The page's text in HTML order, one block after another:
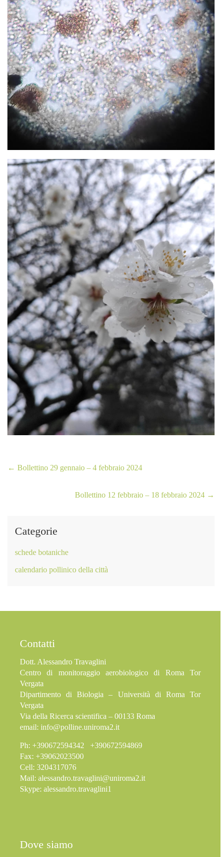
← Bollettino 29 gennaio – 4 febbraio 2024
Bollettino 12 febbraio – 18 febbraio 2024 →
Categorie
schede botaniche
calendario pollinico della città
Contatti
Dott. Alessandro Travaglini
Centro di monitoraggio aerobiologico di Roma Tor
Vergata
Dipartimento di Biologia – Università di Roma Tor
Vergata
Via della Ricerca scientifica – 00133 Roma
email: info@polline.uniroma2.it
Ph: +390672594342 +390672594869
Fax: +39062023500
Cell: 3204317076
Mail: alessandro.travaglini@uniroma2.it
Skype: alessandro.travaglini1
Dove siamo